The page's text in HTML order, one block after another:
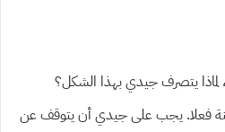
لماذا يتصرف جيدي بهذا الشكل؟
فعلا. يجب على جيدي أن يتوقف عن